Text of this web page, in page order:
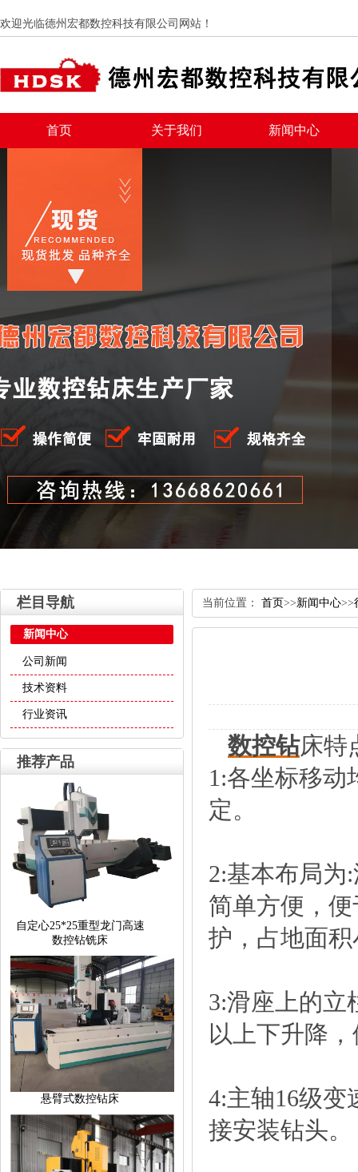
欢迎光临德州宏都数控科技有限公司网站！
首页 关于我们 新闻中心
栏目导航
新闻中心
公司新闻
技术资料
行业资讯
推荐产品
自定心25*25重型龙门高速
数控钻铣床
悬臂式数控钻床
当前位置： 首页>>新闻中心>>
数控钻床特
1:各坐标移动
定。
2:基本布局为
简单方便，
护，占地面
3:滑座上的立
以上下升降
4:主轴16级
接安装钻头。